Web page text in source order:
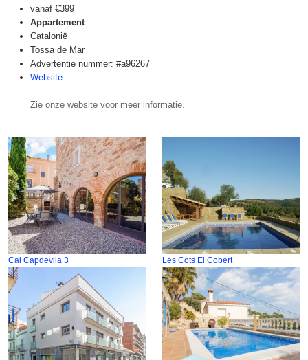
vanaf €399
Appartement
Catalonië
Tossa de Mar
Advertentie nummer: #a96267
Website
Zie onze website voor meer informatie.
Cal Capdevila 3 Les Cots El Cobert